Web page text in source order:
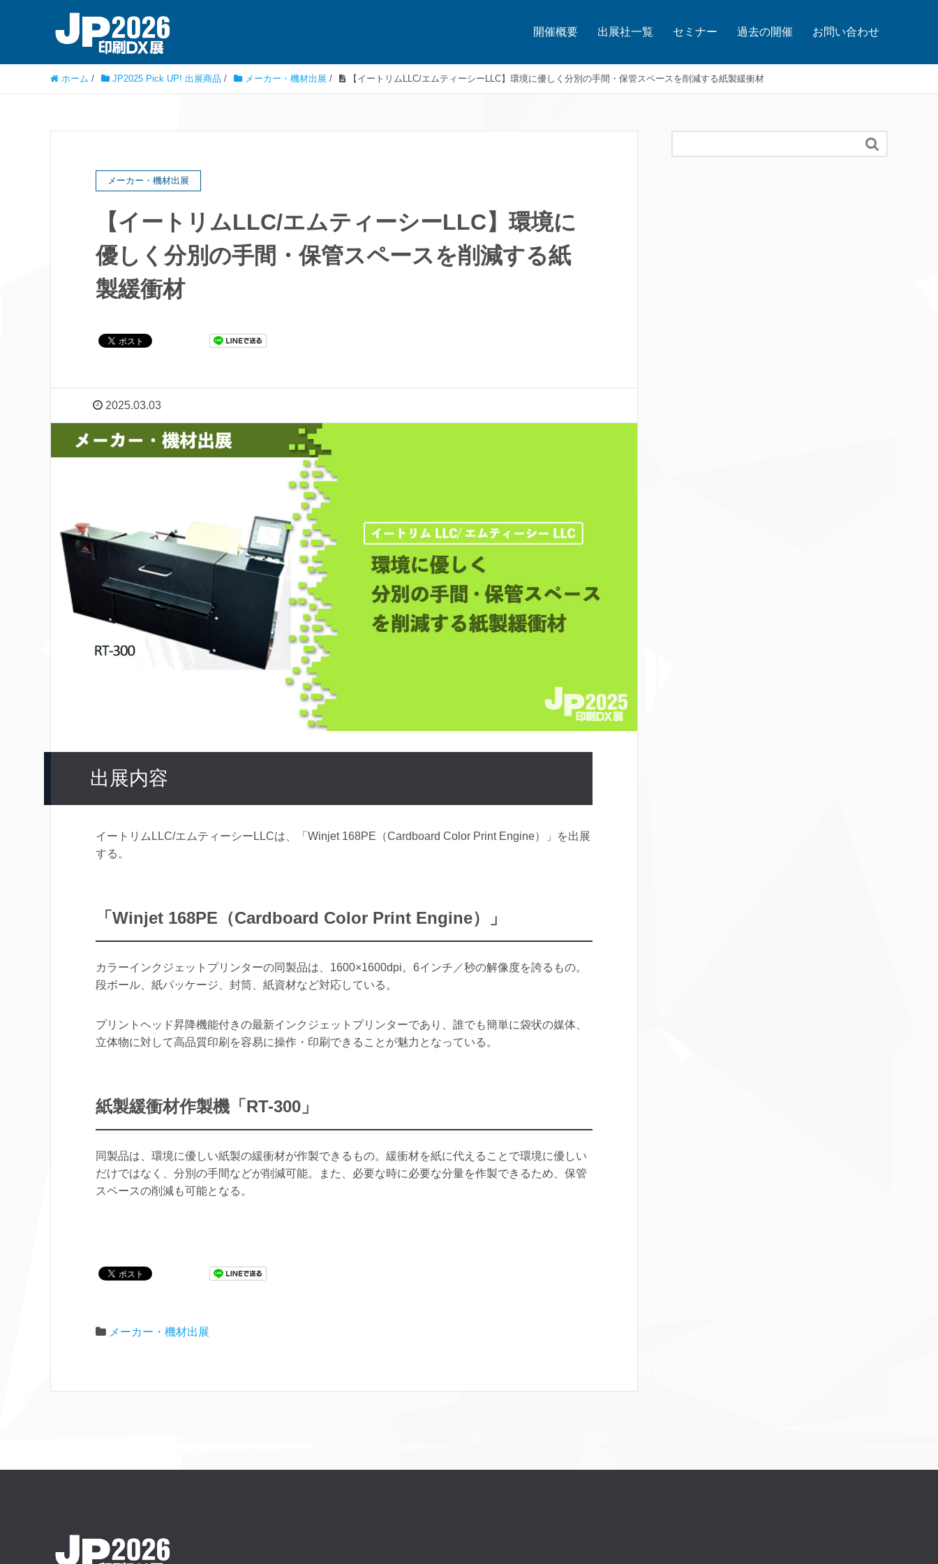
開催概要 出展社一覧 セミナー 過去の開催 お問い合わせ
ホーム / JP2025 Pick UP! 出展商品 / メーカー・機材出展 / 【イートリムLLC/エムティーシーLLC】環境に優しく分別の手間・保管スペースを削減する紙製緩衝材
メーカー・機材出展
【イートリムLLC/エムティーシーLLC】環境に
優しく分別の手間・保管スペースを削減する紙
製緩衝材
2025.03.03
出展内容
イートリムLLC/エムティーシーLLCは、「Winjet 168PE（Cardboard Color Print Engine）」を出展
する。
「Winjet 168PE（Cardboard Color Print Engine）」
カラーインクジェットプリンターの同製品は、1600×1600dpi。6インチ／秒の解像度を誇るもの。
段ボール、紙パッケージ、封筒、紙資材など対応している。
プリントヘッド昇降機能付きの最新インクジェットプリンターであり、誰でも簡単に袋状の媒体、
立体物に対して高品質印刷を容易に操作・印刷できることが魅力となっている。
紙製緩衝材作製機「RT-300」
同製品は、環境に優しい紙製の緩衝材が作製できるもの。緩衝材を紙に代えることで環境に優しい
だけではなく、分別の手間などが削減可能。また、必要な時に必要な分量を作製できるため、保管
スペースの削減も可能となる。
メーカー・機材出展
